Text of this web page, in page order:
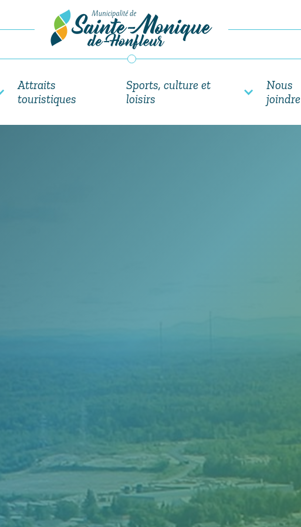
Attraits
touristiques
Sports, culture et
loisirs
Nous
joindre